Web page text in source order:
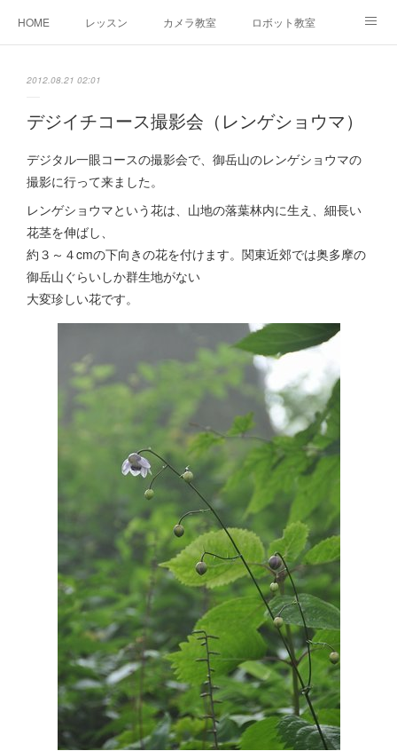
HOME レッスン カメラ教室 ロボット教室
2012.08.21 02:01
デジイチコース撮影会（レンゲショウマ）
デジタル一眼コースの撮影会で、御岳山のレンゲショウマの
撮影に行って来ました。
レンゲショウマという花は、山地の落葉林内に生え、細長い
花茎を伸ばし、
約３～４cmの下向きの花を付けます。関東近郊では奥多摩の
御岳山ぐらいしか群生地がない
大変珍しい花です。